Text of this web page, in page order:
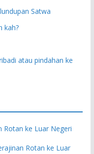
Satwa
kah?
atau pindahan ke
Rotan ke Luar Negeri
Rotan ke Luar